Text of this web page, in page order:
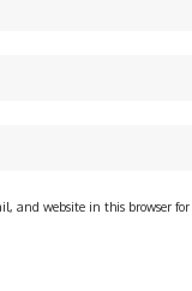
and website in this browser